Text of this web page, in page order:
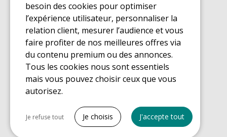
Guide d'achat pour les trampolines de loisirs
GUIDE DE MONTAGE
Guide de montage pour les trampolines de loisirs
GUIDE D'ENTRETIEN
Guide d'entretien des trampolines de loisirs
GUIDE DÉCOUVERTE
Guide de découverte des trampolines de loisirs
GUIDE D'ACHAT PIÈCES DE RECHANGE
besoin des cookies pour optimiser
l’expérience utilisateur, personnaliser la
relation client, mesurer l’audience et vous
faire profiter de nos meilleures offres via
du contenu premium ou des annonces.
Tous les cookies nous sont essentiels
mais vous pouvez choisir ceux que vous
autorisez.
Cookies nécessaires
Je refuse tout Je choisis J'accepte tout